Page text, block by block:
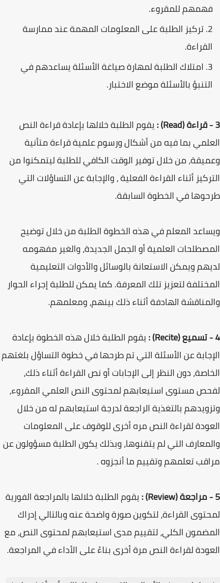
فهمهم للمقروء.
تركيز الطلبة على المعلومات المهمة عند ممارسة
القراءة.
امتلاك الطلبة لمهارة صياغة الأسئلة يساعدهم في
التنبؤ بالأسئلة موضع الاختبار.
3 - قراءة (Read) :
يقوم الطلبة خلالها بإعادة قراءة النص
العلمي بما فيه من أشكال ورسوم علمية قراءة متأنية
وعميقة، من خلال توفير الوقت الكافي للطلبة ليتمكنوا من
التركيز أثناء القراءة الفعلية ، والإجابة عن التساؤلات التي
طرحوها في الخطوة السابقة.
ويساعد المعلم في هذه الخطوة الطلبة من خلال توضيح
المصطلحات العلمية أو الجمل الجديدة، والغير مفهومه
لديهم ويمكن الاستعانة بالوسائل والأدوات التعليمية
المختلفة لتعزيز تلك المعرفة. كما يمكن للطلبة إجراء الحوار
والمناقشة الهادفة أثناء ذلك بينهم، ومعلمهم.
4 - تسميع (Recite) :
يقوم الطلبة خلال هذه الخطوة بإعادة
الإجابة عن الأسئلة التي تم طرحها في خطوة التساؤل بلغتهم
الخاصة، دون النظر إلى الإجابات أو نص القراءة أثناء ذلك،
لفحص مستوى استيعابهم لمحتوى النص العلمي المقروء،
وتزويدهم بالتغذية الراجعة لدرجة استيعابهم له من خلال
العودة لقراءة النص مره أخرى للوقوف على المعلومات
والمعارف التي لم يتقنوها، وبذلك يكون الطلبة مسؤولون عن
مراقب تعلمهم وتقييم ما أنجزوه .
5 - مراجعة (Review) :
يقوم الطلبة خلالها بالمراجعة الفورية
لمحتوى القراءة، لتكوين صورة واضحة عنه وبالتالي إدراك
المضمون الكلي، لتقييم مدى استيعابهم لمحتوى النص، مع
العودة لقراءة النص مرة أخرى بناءً على الأداء في المراجعة.